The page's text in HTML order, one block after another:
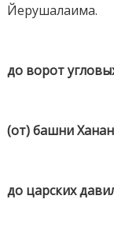
Йерушалаима.
до ворот
(от) башни
до царских